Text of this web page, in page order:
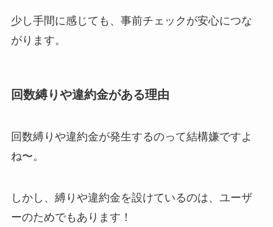
少し手間に感じても、事前チェックが安心につな
がります。
回数縛りや違約金がある理由
回数縛りや違約金が発生するのって結構嫌ですよ
ね〜。
しかし、縛りや違約金を設けているのは、ユーザ
ーのためでもあります！